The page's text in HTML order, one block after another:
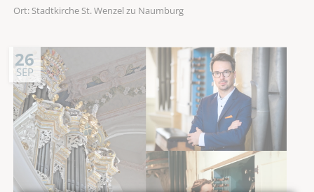
Ort: Stadtkirche St. Wenzel zu Naumburg
26
SEP